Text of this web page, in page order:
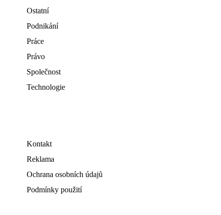
Ostatní
Podnikání
Práce
Právo
Společnost
Technologie
Kontakt
Reklama
Ochrana osobních údajů
Podmínky použití